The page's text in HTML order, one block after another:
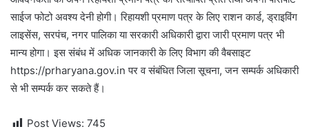
साईज फोटो अवश्य देनी होगी। रिहायशी प्रमाण पत्र के लिए राशन कार्ड, ड्राइविंग
लाइसेंस, सरपंच, नगर पालिका या सरकारी अधिकारी द्वारा जारी प्रमाण पत्र भी
मान्य होगा। इस संबंध में अधिक जानकारी के लिए विभाग की वैबसाइट
https://prharyana.gov.in पर व संबंधित जिला सूचना, जन सम्पर्क अधिकारी
से भी सम्पर्क कर सकते हैं।
Post Views: 745